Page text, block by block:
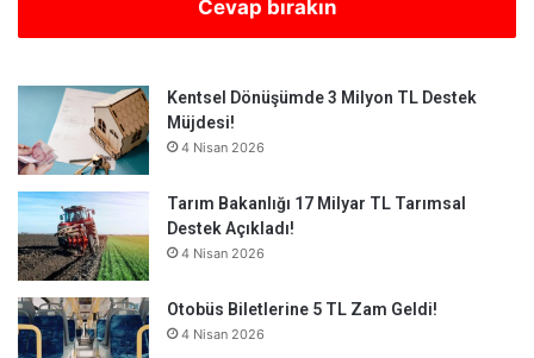
Cevap bırakın
Kentsel Dönüşümde 3 Milyon TL Destek
Müjdesi!
4 Nisan 2026
Tarım Bakanlığı 17 Milyar TL Tarımsal
Destek Açıkladı!
4 Nisan 2026
Otobüs Biletlerine 5 TL Zam Geldi!
4 Nisan 2026